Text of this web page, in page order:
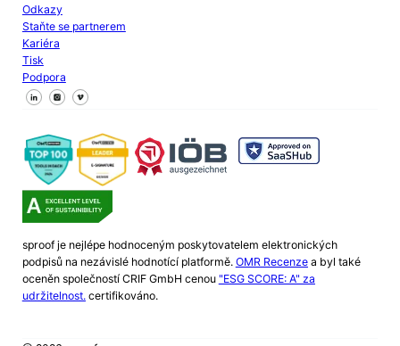
Odkazy
Staňte se partnerem
Kariéra
Tisk
Podpora
Sledujte nás na Facebooku
Sledujte nás na X
Sledujte nás na LinkedIn
sproof je nejlépe hodnoceným poskytovatelem elektronických
podpisů na nezávislé hodnotící platformě. OMR Recenzea byl také
oceněn společností CRIF GmbH cenou "ESG SCORE: A" za
udržitelnost.certifikováno.